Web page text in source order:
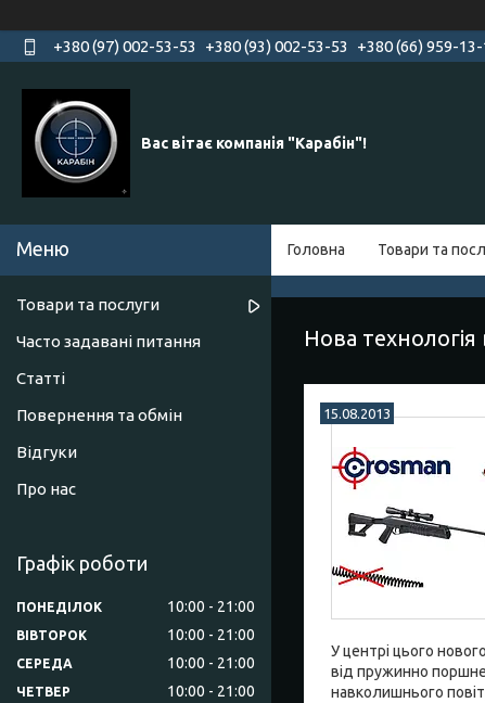
+380 (97) 002-53-53 +380 (93) 002-53-53 +380 (66) 959-13-
Вас вітає компанія "Карабін"!
Головна Товари та
Нова
15.08.2013
У центрі цього
від пружинно
навколишнього
Товари та послуги
Часто задавані питання
Статті
Повернення та обмін
Відгуки
Про нас
Графік роботи
ПОНЕДІЛОК 10:00 21:00
ВІВТОРОК 10:00 21:00
СЕРЕДА 10:00 21:00
ЧЕТВЕР 10:00 21:00